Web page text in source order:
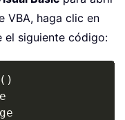
VBA, haga clic en
el siguiente código:
( )